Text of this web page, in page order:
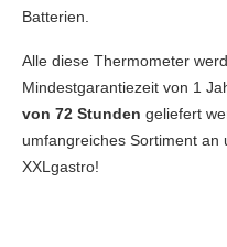
Batterien.
Alle diese Thermometer
Mindestgarantiezeit von 1
von 72 Stunden geliefert
umfangreiches Sortiment an
XXLgastro!